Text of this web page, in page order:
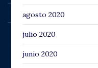
agosto 2020
julio 2020
junio 2020